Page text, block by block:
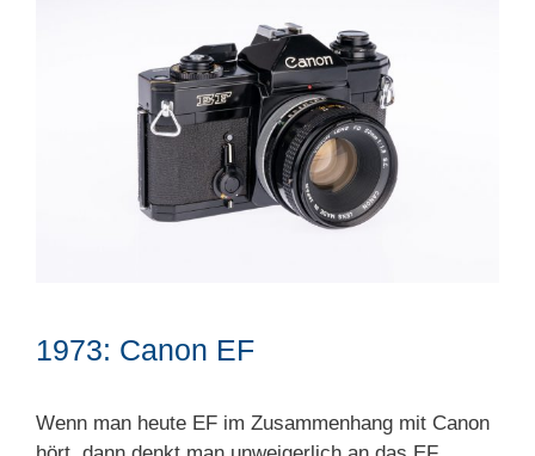
1973: Canon EF
Wenn man heute EF im Zusammenhang mit Canon